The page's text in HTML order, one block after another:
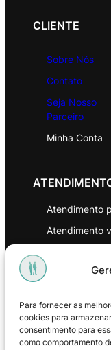
Para fornecer as
cookies para
consentimento para
como comportamento
CLIENTE
Sobre Nós
Contato
Seja Nosso
Parceiro
Minha Conta
Atendimento
Atendimento
Política de
Política de